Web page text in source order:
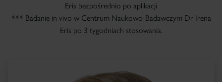
Eris bezpośrednio po aplikacji
*** Badanie in vivo w Centrum Naukowo-Badawczym Dr Irena
Eris po 3 tygodniach stosowania.